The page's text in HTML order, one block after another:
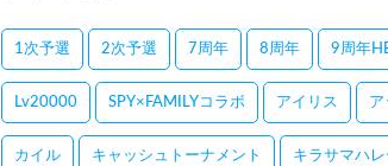
1次予選 2次予選 7周年 8周年 9周年
Lv20000 SPY×FAMILYコラボ アイリス ア
カイル キャッシュトーナメント キラサマハ